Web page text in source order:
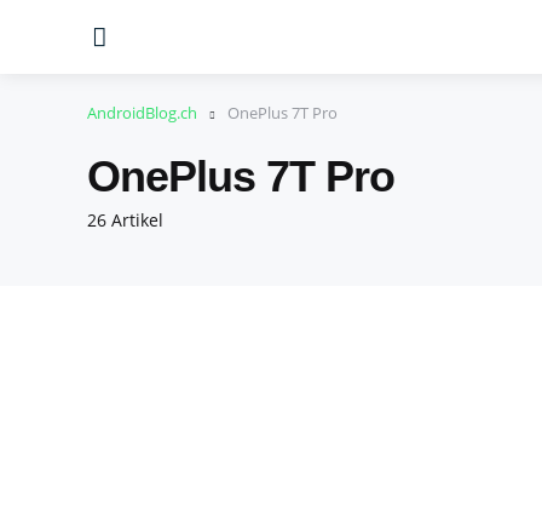
AndroidBlog.ch OnePlus 7T Pro
26 Artikel
OnePlus 7T Pro